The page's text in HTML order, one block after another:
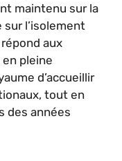
maintenu sur la
l’isolement
aux
pleine
d’accueillir
tout en
des années